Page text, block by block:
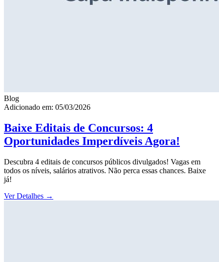
Blog
Adicionado em: 05/03/2026
Baixe Editais de Concursos: 4
Oportunidades Imperdíveis Agora!
Descubra 4 editais de concursos públicos divulgados! Vagas em
todos os níveis, salários atrativos. Não perca essas chances. Baixe
já!
Ver Detalhes →